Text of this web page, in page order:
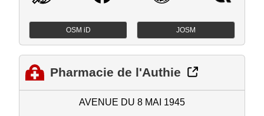
OSM iD JOSM
Pharmacie de l'Authie
AVENUE DU 8 MAI 1945